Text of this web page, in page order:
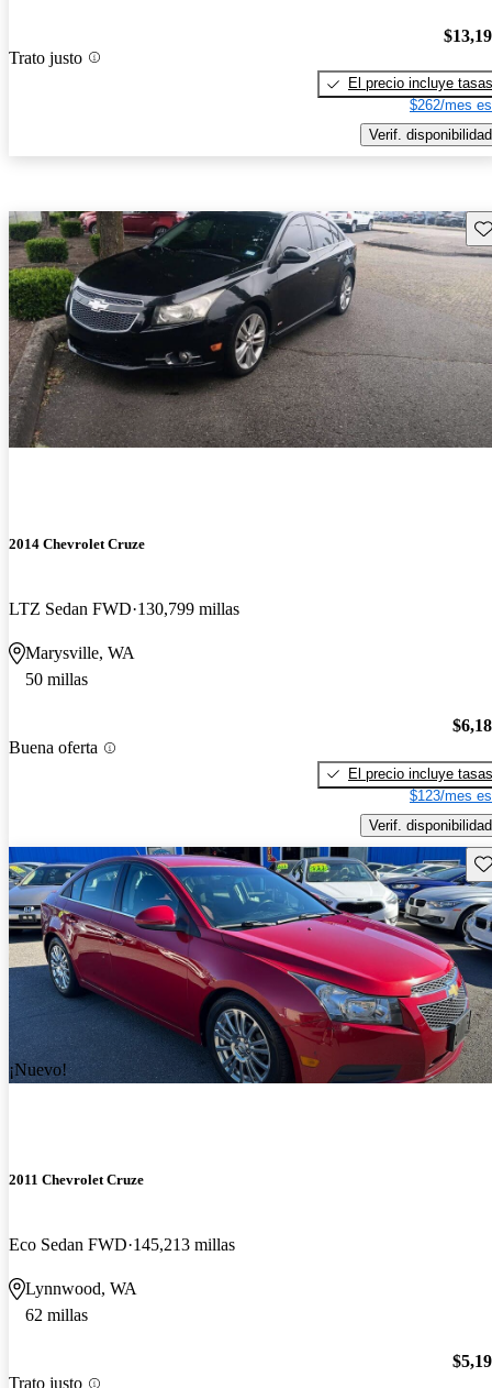
Trato justo
El precio incluye tasas
$262/mes
Verif. disponibilidad
2014 Chevrolet Cruze
LTZ Sedan FWD 130,799 millas
Marysville, WA
50 millas
Buena oferta
El precio incluye tasas
$123/mes
Verif. disponibilidad
¡Nuevo!
2011 Chevrolet Cruze
Eco Sedan FWD 145,213 millas
Lynnwood, WA
62 millas
Trato justo